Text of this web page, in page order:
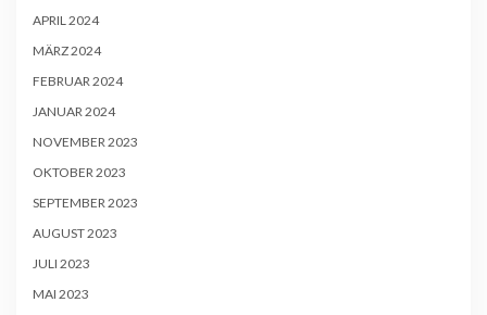
APRIL 2024
MÄRZ 2024
FEBRUAR 2024
JANUAR 2024
NOVEMBER 2023
OKTOBER 2023
SEPTEMBER 2023
AUGUST 2023
JULI 2023
MAI 2023